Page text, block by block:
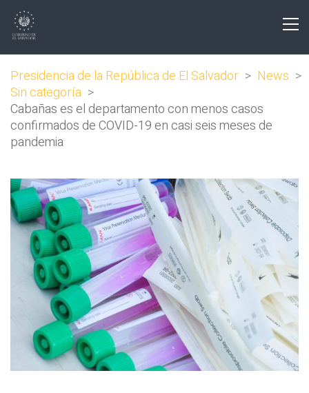
Presidencia de la República de El Salvador > News >
Sin categoría >
Cabañas es el departamento con menos casos
confirmados de COVID-19 en casi seis meses de
pandemia